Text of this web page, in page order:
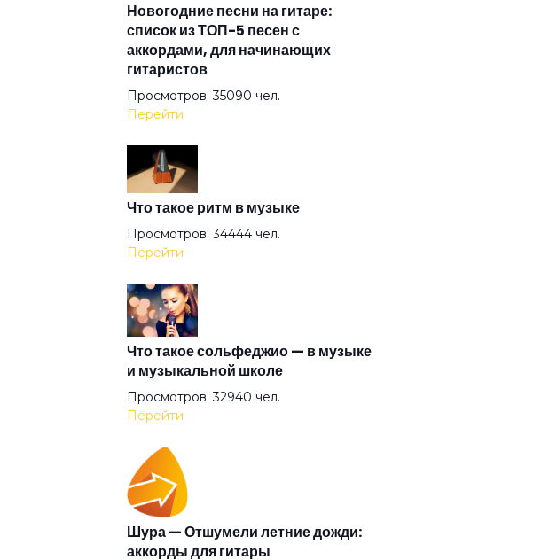
Winter
XXII-й век
Аделаида
Акуна матата
Ангел всенародного похмелья
Ангел дождя
Ангел
Анютины глазки
Новогодние песни на гитаре:
список из ТОП-5 песен с
аккордами, для начинающих
гитаристов
Просмотров: 35090 чел.
Перейти
Что такое ритм в музыке
Просмотров: 34444 чел.
Перейти
Что такое сольфеджио — в музыке
и музыкальной школе
Просмотров: 32940 чел.
Перейти
Шура — Отшумели летние дожди:
аккорды для гитары